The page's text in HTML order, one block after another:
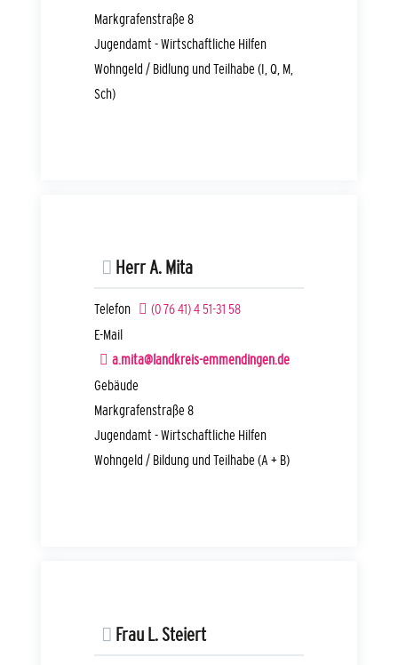
Markgrafenstraße 8
Jugendamt - Wirtschaftliche Hilfen
Wohngeld / Bidlung und Teilhabe (I, Q, M,
Sch)
HerrA. Mita
Telefon (07641) 451-31 58
E-Mail
a.mita@landkreis-emmendingen.de
Gebäude
Markgrafenstraße 8
Jugendamt - Wirtschaftliche Hilfen
Wohngeld / Bildung und Teilhabe (A + B)
Frau L. Steiert